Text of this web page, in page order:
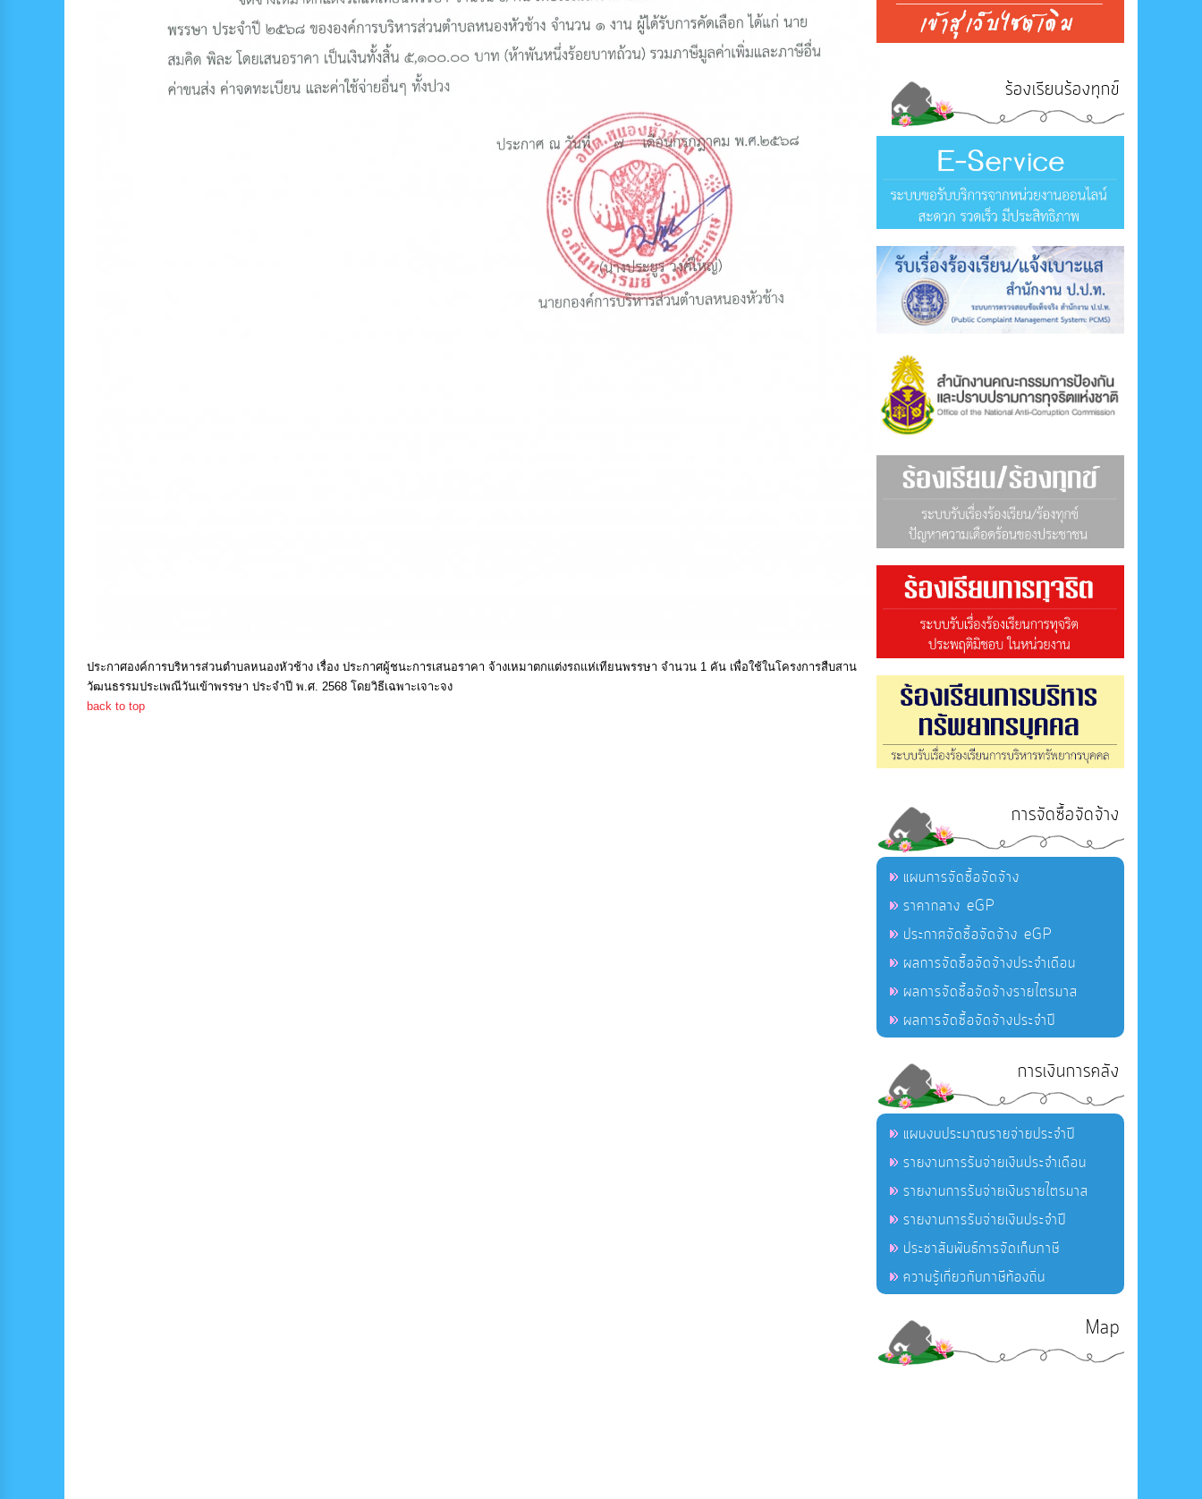
ประกาศองค์การบริหารส่วนตำบลหนองหัวช้าง เรื่อง ประกาศผู้ชนะการเสนอราคา จ้างเหมาตกแต่งรถแห่เทียนพรรษา จำนวน 1 คัน เพื่อใช้ในโครงการสืบสาน
วัฒนธรรมประเพณีวันเข้าพรรษา ประจำปี พ.ศ. 2568 โดยวิธีเฉพาะเจาะจง
back to top
ร้องเรียนร้องทุกข์
การจัดซื้อจัดจ้าง
แผนการจัดซื้อจัดจ้าง
ราคากลาง eGP
ประกาศจัดซื้อจัดจ้าง eGP
ผลการจัดซื้อจัดจ้างประจำเดือน
ผลการจัดซื้อจัดจ้างรายไตรมาส
ผลการจัดซื้อจัดจ้างประจำปี
การเงินการคลัง
แผนงบประมาณรายจ่ายประจำปี
รายงานการรับจ่ายเงินประจำเดือน
รายงานการรับจ่ายเงินรายไตรมาส
รายงานการรับจ่ายเงินประจำปี
ประชาสัมพันธ์การจัดเก็บภาษี
ความรู้เกี่ยวกับภาษีท้องถิ่น
Map